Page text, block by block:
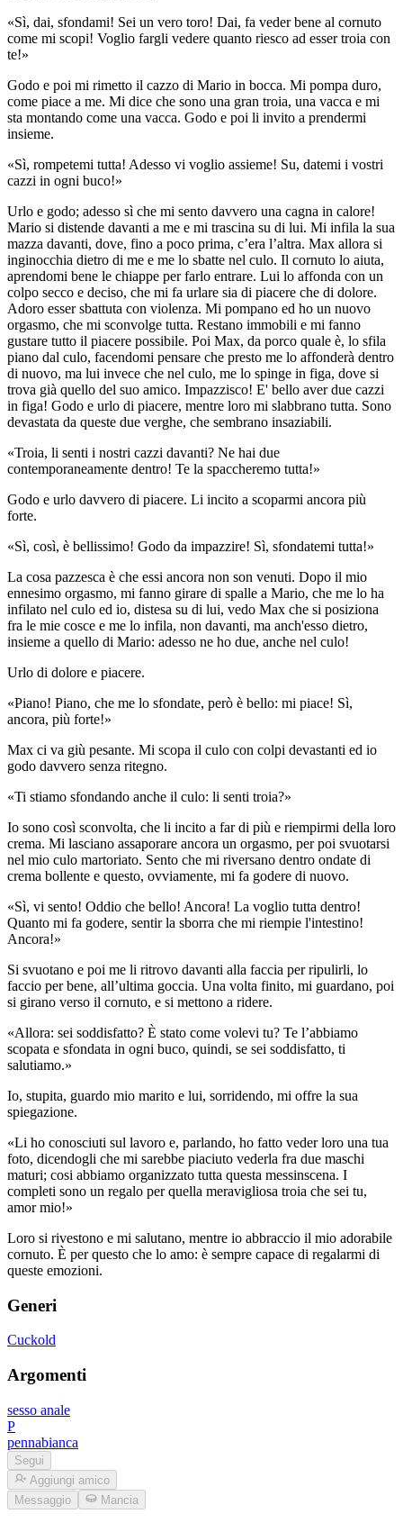
«Sì, dai, sfondami! Sei un vero toro! Dai, fa veder bene al cornuto
come mi scopi! Voglio fargli vedere quanto riesco ad esser troia con
te!»
Godo e poi mi rimetto il cazzo di Mario in bocca. Mi pompa duro,
come piace a me. Mi dice che sono una gran troia, una vacca e mi
sta montando come una vacca. Godo e poi li invito a prendermi
insieme.
«Sì, rompetemi tutta! Adesso vi voglio assieme! Su, datemi i vostri
cazzi in ogni buco!»
Urlo e godo; adesso sì che mi sento davvero una cagna in calore!
Mario si distende davanti a me e mi trascina su di lui. Mi infila la sua
mazza davanti, dove, fino a poco prima, c’era l’altra. Max allora si
inginocchia dietro di me e me lo sbatte nel culo. Il cornuto lo aiuta,
aprendomi bene le chiappe per farlo entrare. Lui lo affonda con un
colpo secco e deciso, che mi fa urlare sia di piacere che di dolore.
Adoro esser sbattuta con violenza. Mi pompano ed ho un nuovo
orgasmo, che mi sconvolge tutta. Restano immobili e mi fanno
gustare tutto il piacere possibile. Poi Max, da porco quale è, lo sfila
piano dal culo, facendomi pensare che presto me lo affonderà dentro
di nuovo, ma lui invece che nel culo, me lo spinge in figa, dove si
trova già quello del suo amico. Impazzisco! E' bello aver due cazzi
in figa! Godo e urlo di piacere, mentre loro mi slabbrano tutta. Sono
devastata da queste due verghe, che sembrano insaziabili.
«Troia, li senti i nostri cazzi davanti? Ne hai due
contemporaneamente dentro! Te la spaccheremo tutta!»
Godo e urlo davvero di piacere. Li incito a scoparmi ancora più
forte.
«Sì, così, è bellissimo! Godo da impazzire! Sì, sfondatemi tutta!»
La cosa pazzesca è che essi ancora non son venuti. Dopo il mio
ennesimo orgasmo, mi fanno girare di spalle a Mario, che me lo ha
infilato nel culo ed io, distesa su di lui, vedo Max che si posiziona
fra le mie cosce e me lo infila, non davanti, ma anch'esso dietro,
insieme a quello di Mario: adesso ne ho due, anche nel culo!
Urlo di dolore e piacere.
«Piano! Piano, che me lo sfondate, però è bello: mi piace! Sì,
ancora, più forte!»
Max ci va giù pesante. Mi scopa il culo con colpi devastanti ed io
godo davvero senza ritegno.
«Ti stiamo sfondando anche il culo: li senti troia?»
Io sono così sconvolta, che li incito a far di più e riempirmi della loro
crema. Mi lasciano assaporare ancora un orgasmo, per poi svuotarsi
nel mio culo martoriato. Sento che mi riversano dentro ondate di
crema bollente e questo, ovviamente, mi fa godere di nuovo.
«Sì, vi sento! Oddio che bello! Ancora! La voglio tutta dentro!
Quanto mi fa godere, sentir la sborra che mi riempie l'intestino!
Ancora!»
Si svuotano e poi me li ritrovo davanti alla faccia per ripulirli, lo
faccio per bene, all’ultima goccia. Una volta finito, mi guardano, poi
si girano verso il cornuto, e si mettono a ridere.
«Allora: sei soddisfatto? È stato come volevi tu? Te l’abbiamo
scopata e sfondata in ogni buco, quindi, se sei soddisfatto, ti
salutiamo.»
Io, stupita, guardo mio marito e lui, sorridendo, mi offre la sua
spiegazione.
«Li ho conosciuti sul lavoro e, parlando, ho fatto veder loro una tua
foto, dicendogli che mi sarebbe piaciuto vederla fra due maschi
maturi; cosi abbiamo organizzato tutta questa messinscena. I
completi sono un regalo per quella meravigliosa troia che sei tu,
amor mio!»
Loro si rivestono e mi salutano, mentre io abbraccio il mio adorabile
cornuto. È per questo che lo amo: è sempre capace di regalarmi di
queste emozioni.
Generi
Cuckold
Argomenti
sesso anale
P
pennabianca
Segui
Aggiungi amico
Messaggio
Mancia